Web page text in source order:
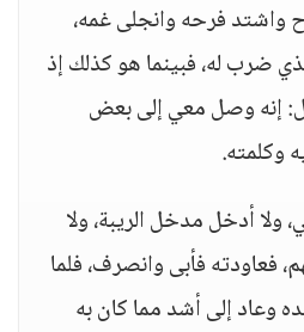
واشتد فرحه وانجلى غمه،
ضرب له، فبينما هو كذلك إذ
إنه وصل معي إلى بعض
وكلمته.
ولا أدخل مدخل الريبة، ولا
فعاودته فأبى وانصرف، فلما
وعاد إلى أشد مما كان به